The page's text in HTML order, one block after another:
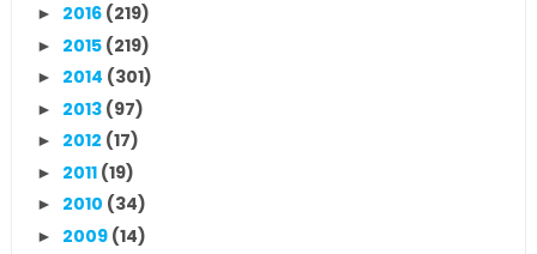
► 2016 (219)
► 2015 (219)
► 2014 (301)
► 2013 (97)
► 2012 (17)
► 2011 (19)
► 2010 (34)
► 2009 (14)